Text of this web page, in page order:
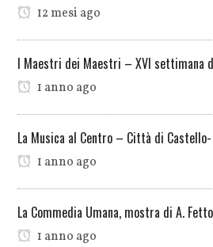
12 mesi ago
I Maestri dei Maestri – XVI settimana
1 anno ago
La Musica al Centro – Città di Castello-
1 anno ago
La Commedia Umana, mostra di A.
1 anno ago